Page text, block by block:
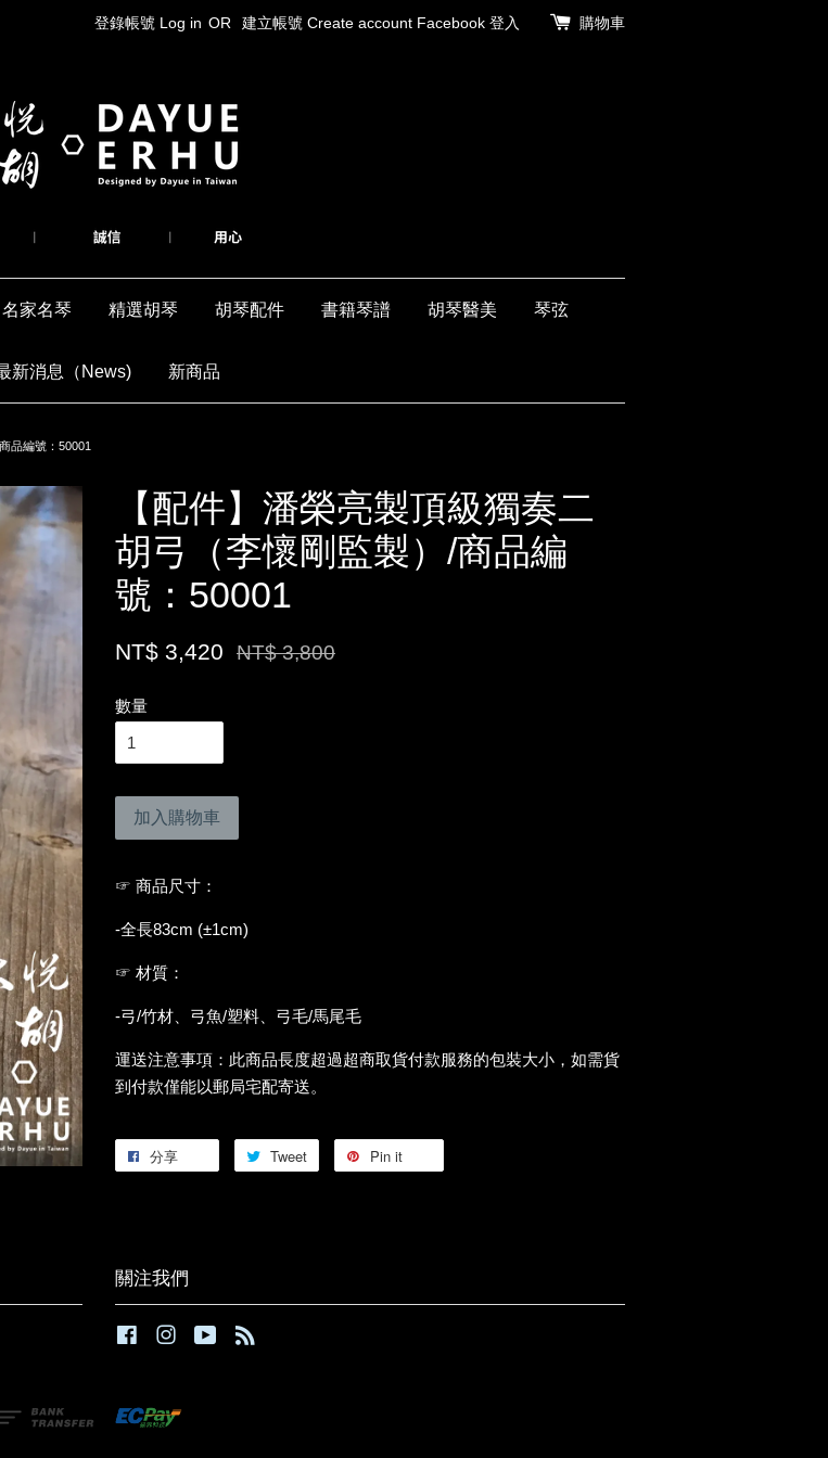
登錄帳號 Log in OR 建立帳號 Create account Facebook 登入 購物車
名家名琴 精選胡琴 胡琴配件 書籍琴譜 胡琴醫美 琴弦
新消息（News) 新商品
品編號：50001
【配件】潘榮亮製頂級獨奏二
胡弓（李懷剛監製）/商品編
號：50001
NT$ 3,420 NT$ 3,800
數量
加入購物車
☞ 商品尺寸：
-全長83cm (±1cm)
☞ 材質：
-弓/竹材、弓魚/塑料、弓毛/馬尾毛
運送注意事項：此商品長度超過超商取貨付款服務的包裝大小，如需貨
到付款僅能以郵局宅配寄送。
分享 Tweet Pin it
關注我們
FacebookInstagramYouTube